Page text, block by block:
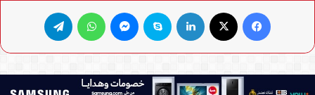
فيسبوك لينكدإن سكايب ماسنجر واتساب